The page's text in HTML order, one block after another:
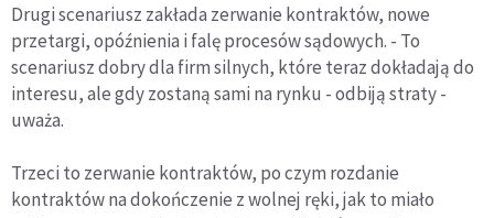
Drugi scenariusz zakłada zerwanie kontraktów, nowe
przetargi, opóźnienia i falę procesów sądowych. - To
scenariusz dobry dla firm silnych, które teraz dokładają do
interesu, ale gdy zostaną sami na rynku - odbiją straty -
uważa.
Trzeci to zerwanie kontraktów, po czym rozdanie
kontraktów na dokończenie z wolnej ręki, jak to miało